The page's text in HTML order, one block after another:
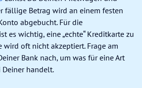
fällige Betrag wird an einem festen
abgebucht. Für die
es wichtig, eine „echte“ Kreditkarte zu
wird oft nicht akzeptiert. Frage am
Bank nach, um was für eine Art
Deiner handelt.